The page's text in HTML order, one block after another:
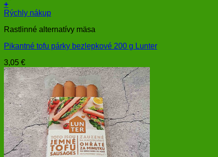
+
Rýchly nákup
Rastlinné alternatívy mäsa
Pikantné tofu párky bezlepkové 200 g Lunter
3,05 €